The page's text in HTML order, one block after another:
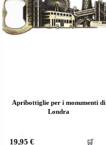
Apribottiglie per i monumenti di
Londra
19,95 € 🛒